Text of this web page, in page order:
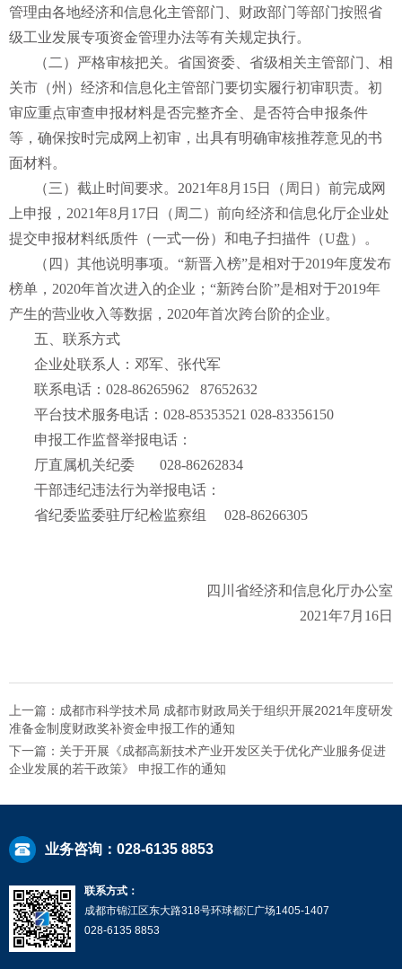
管理由各地经济和信息化主管部门、财政部门等部门按照省
级工业发展专项资金管理办法等有关规定执行。
（二）严格审核把关。省国资委、省级相关主管部门、相
关市（州）经济和信息化主管部门要切实履行初审职责。初
审应重点审查申报材料是否完整齐全、是否符合申报条件
等，确保按时完成网上初审，出具有明确审核推荐意见的书
面材料。
（三）截止时间要求。2021年8月15日（周日）前完成网
上申报，2021年8月17日（周二）前向经济和信息化厅企业处
提交申报材料纸质件（一式一份）和电子扫描件（U盘）。
（四）其他说明事项。“新晋入榜”是相对于2019年度发布
榜单，2020年首次进入的企业；“新跨台阶”是相对于2019年
产生的营业收入等数据，2020年首次跨台阶的企业。
五、联系方式
企业处联系人：邓军、张代军
联系电话：028-86265962 87652632
平台技术服务电话：028-85353521 028-83356150
申报工作监督举报电话：
厅直属机关纪委 028-86262834
干部违纪违法行为举报电话：
省纪委监委驻厅纪检监察组 028-86266305
四川省经济和信息化厅办公室
2021年7月16日
上一篇：成都市科学技术局 成都市财政局关于组织开展2021年度研发
准备金制度财政奖补资金申报工作的通知
下一篇：关于开展《成都高新技术产业开发区关于优化产业服务促进
企业发展的若干政策》 申报工作的通知
业务咨询：028-6135 8853
联系方式：
成都市锦江区东大路318号环球都汇广场1405-1407
028-6135 8853